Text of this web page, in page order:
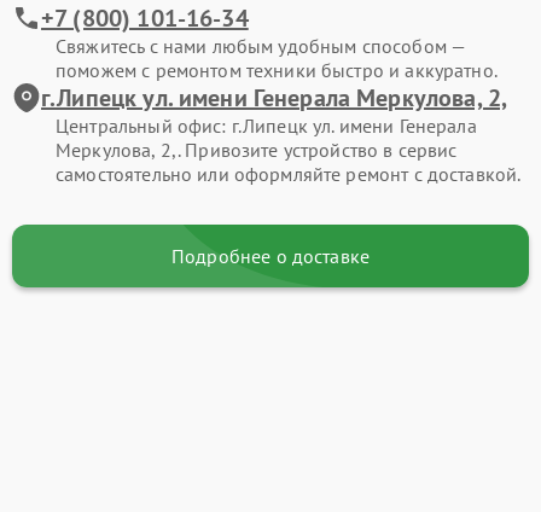
+7 (800) 101-16-34
Свяжитесь с нами любым удобным способом —
поможем с ремонтом техники быстро и аккуратно.
г.Липецк ул. имени Генерала Меркулова, 2,
Центральный офис: г.Липецк ул. имени Генерала
Меркулова, 2,. Привозите устройство в сервис
самостоятельно или оформляйте ремонт с доставкой.
Подробнее о доставке